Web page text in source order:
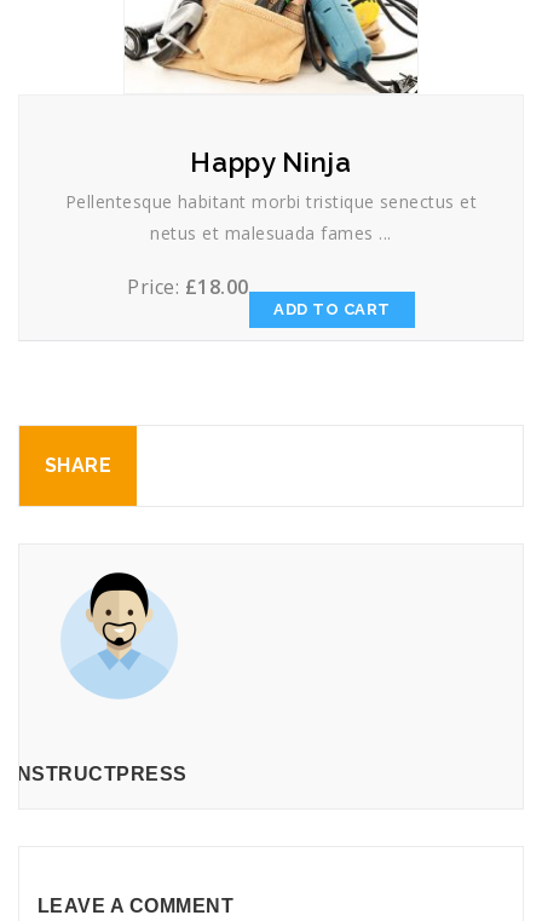
Happy Ninja
Pellentesque habitant morbi tristique senectus et
netus et malesuada fames ...
Price: £18.00
ADD TO CART
SHARE
LEAVE A COMMENT